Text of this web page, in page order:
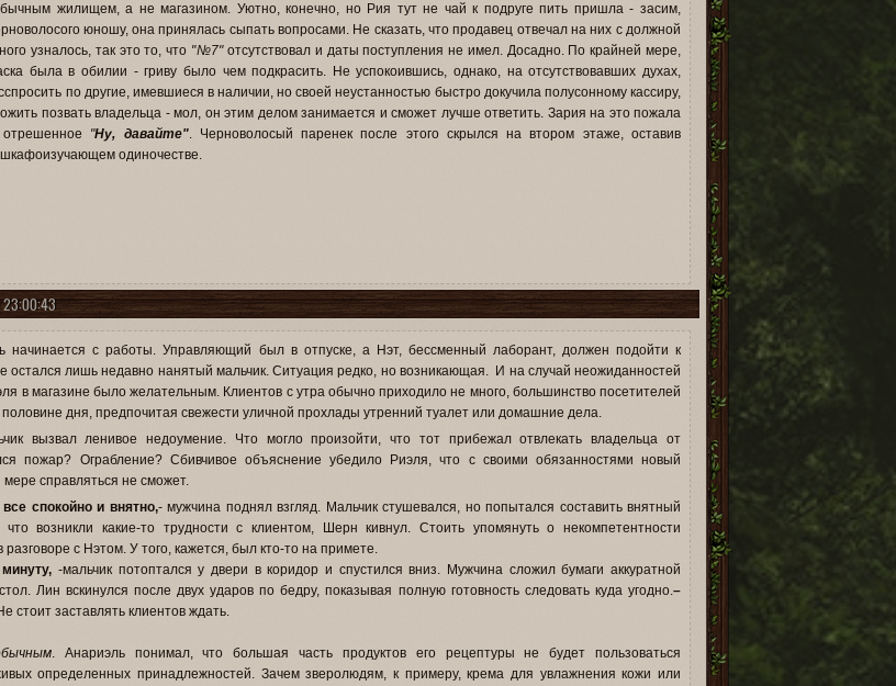
жилищем, а не магазином. Уютно, конечно, но Рия тут не чай к подруге пить пришла - засим,
юношу, она принялась сыпать вопросами. Не сказать, что продавец отвечал на них с должной
узналось, так это то, что "№7"отсутствовал и даты поступления не имел. Досадно. По крайней мере,
была в обилии - гриву было чем подкрасить. Не успокоившись, однако, на отсутствовавших духах,
по другие, имевшиеся в наличии, но своей неустанностью быстро докучила полусонному кассиру,
позвать владельца - мол, он этим делом занимается и сможет лучше ответить. Зария на это пожала
"Ну, давайте". Черноволосый паренек после этого скрылся на втором этаже, оставив
шкафоизучающем одиночестве.
начинается с работы. Управляющий был в отпуске, а Нэт, бессменный лаборант, должен подойти к
остался лишь недавно нанятый мальчик. Ситуация редко, но возникающая. И на случай неожиданностей
в магазине было желательным. Клиентов с утра обычно приходило не много, большинство посетителей
половине дня, предпочитая свежести уличной прохлады утренний туалет или домашние дела.
вызвал ленивое недоумение. Что могло произойти, что тот прибежал отвлекать владельца от
пожар? Ограбление? Сбивчивое объяснение убедило Риэля, что с своими обязанностями новый
справляться не сможет.
спокойно и внятно,- мужчина поднял взгляд. Мальчик стушевался, но попытался составить внятный
что возникли какие-то трудности с клиентом, Шерн кивнул. Стоить упомянуть о некомпетентности
разговоре с Нэтом. У того, кажется, был кто-то на примете.
-мальчик потоптался у двери в коридор и спустился вниз. Мужчина сложил бумаги аккуратной
Лин вскинулся после двух ударов по бедру, показывая полную готовность следовать куда угодно.–
стоит заставлять клиентов ждать.
. Анариэль понимал, что большая часть продуктов его рецептуры не будет пользоваться
определенных принадлежностей. Зачем зверолюдям, к примеру, крема для увлажнения кожи или